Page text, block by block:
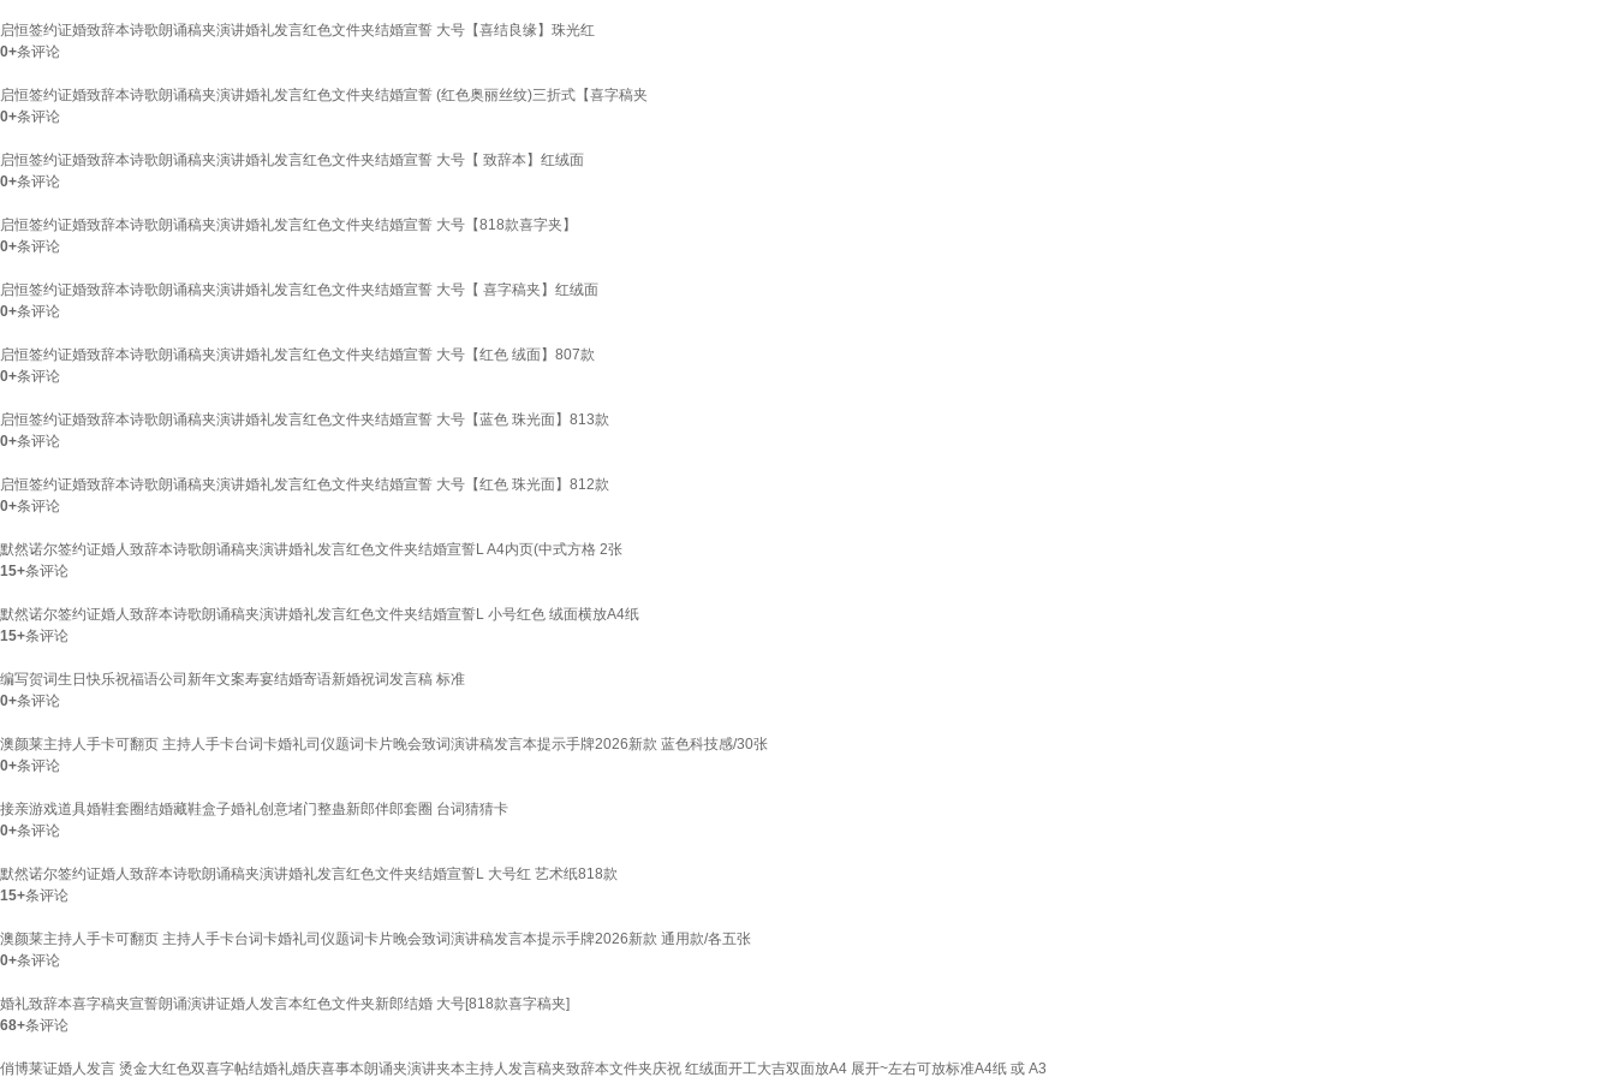
启恒签约证婚致辞本诗歌朗诵稿夹演讲婚礼发言红色文件夹结婚宣誓 大号【喜结良缘】珠光红
0+条评论
启恒签约证婚致辞本诗歌朗诵稿夹演讲婚礼发言红色文件夹结婚宣誓 (红色奥丽丝纹)三折式【喜字稿夹
0+条评论
启恒签约证婚致辞本诗歌朗诵稿夹演讲婚礼发言红色文件夹结婚宣誓 大号【 致辞本】红绒面
0+条评论
启恒签约证婚致辞本诗歌朗诵稿夹演讲婚礼发言红色文件夹结婚宣誓 大号【818款喜字夹】
0+条评论
启恒签约证婚致辞本诗歌朗诵稿夹演讲婚礼发言红色文件夹结婚宣誓 大号【 喜字稿夹】红绒面
0+条评论
启恒签约证婚致辞本诗歌朗诵稿夹演讲婚礼发言红色文件夹结婚宣誓 大号【红色 绒面】807款
0+条评论
启恒签约证婚致辞本诗歌朗诵稿夹演讲婚礼发言红色文件夹结婚宣誓 大号【蓝色 珠光面】813款
0+条评论
启恒签约证婚致辞本诗歌朗诵稿夹演讲婚礼发言红色文件夹结婚宣誓 大号【红色 珠光面】812款
0+条评论
默然诺尔签约证婚人致辞本诗歌朗诵稿夹演讲婚礼发言红色文件夹结婚宣誓L A4内页(中式方格 2张
15+条评论
默然诺尔签约证婚人致辞本诗歌朗诵稿夹演讲婚礼发言红色文件夹结婚宣誓L 小号红色 绒面横放A4纸
15+条评论
编写贺词生日快乐祝福语公司新年文案寿宴结婚寄语新婚祝词发言稿 标准
0+条评论
澳颜莱主持人手卡可翻页 主持人手卡台词卡婚礼司仪题词卡片晚会致词演讲稿发言本提示手牌2026新款 蓝色科技感/30张
0+条评论
接亲游戏道具婚鞋套圈结婚藏鞋盒子婚礼创意堵门整蛊新郎伴郎套圈 台词猜猜卡
0+条评论
默然诺尔签约证婚人致辞本诗歌朗诵稿夹演讲婚礼发言红色文件夹结婚宣誓L 大号红 艺术纸818款
15+条评论
澳颜莱主持人手卡可翻页 主持人手卡台词卡婚礼司仪题词卡片晚会致词演讲稿发言本提示手牌2026新款 通用款/各五张
0+条评论
婚礼致辞本喜字稿夹宣誓朗诵演讲证婚人发言本红色文件夹新郎结婚 大号[818款喜字稿夹]
68+条评论
俏博莱证婚人发言 烫金大红色双喜字帖结婚礼婚庆喜事本朗诵夹演讲夹本主持人发言稿夹致辞本文件夹庆祝 红绒面开工大吉双面放A4 展开~左右可放标准A4纸 或 A3